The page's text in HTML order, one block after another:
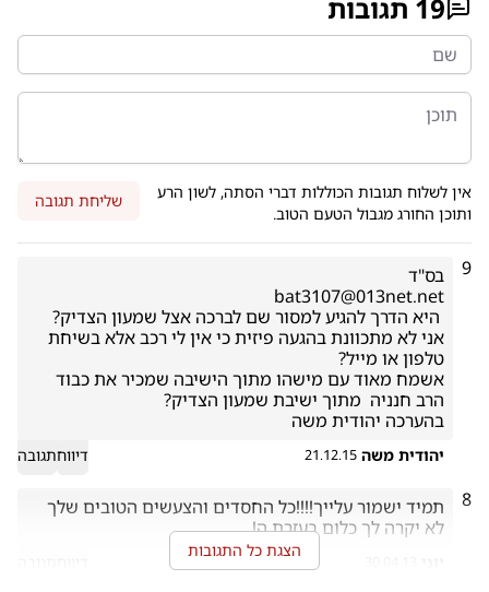
19 תגובות
אין לשלוח תגובות הכוללות דברי הסתה, לשון הרע
ותוכן החורג מגבול הטעם הטוב.
שליחת תגובה
9
בהערכה יהודית משה
יהודית משה 21.12.15 דיווחתגובה
8
לא יקרה לך כלום בעזרת ה!
הצגת כל התגובות